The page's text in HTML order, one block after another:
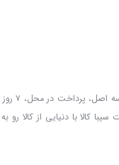
سیبا کالا
کالا با دنیایی از کالا